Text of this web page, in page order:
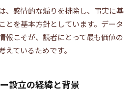
、感情的な煽りを排除し、事実に基
とを基本方針としています。データ
報こそが、読者にとって最も価値の
えているためです。
設立の経緯と背景